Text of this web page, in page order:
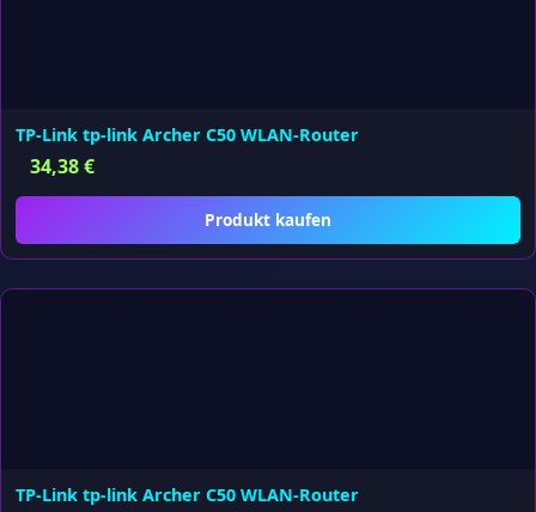
TP-Link tp-link Archer C50 WLAN-Router
34,38€
Produkt kaufen
TP-Link tp-link Archer C50 WLAN-Router